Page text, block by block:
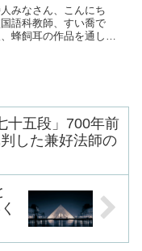
みなさん、こんにち
語科教師、すい喬で
蜂飼耳の作品を通して
十五段」700年前
した兼好法師の